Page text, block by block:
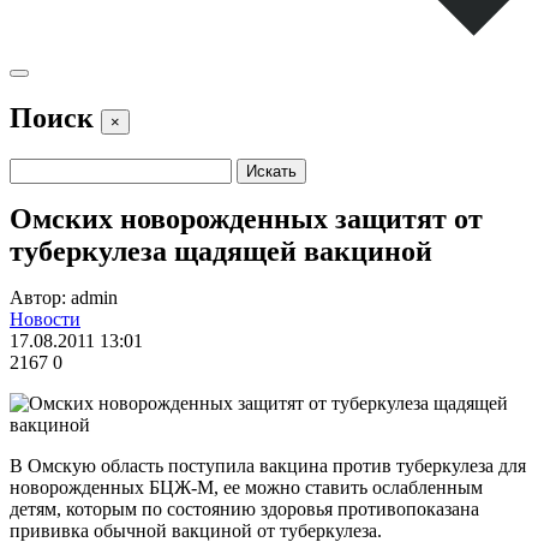
Поиск ×
Омских новорожденных защитят от
туберкулеза щадящей вакциной
Автор: admin
Новости
17.08.2011 13:01
2167 0
В Омскую область поступила вакцина против туберкулеза для
новорожденных БЦЖ-М, ее можно ставить ослабленным
детям, которым по состоянию здоровья противопоказана
прививка обычной вакциной от туберкулеза.